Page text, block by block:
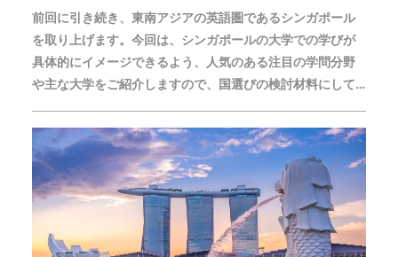
前回に引き続き、東南アジアの英語圏であるシンガポール
を取り上げます。今回は、シンガポールの大学での学びが
具体的にイメージできるよう、人気のある注目の学問分野
や主な大学をご紹介しますので、国選びの検討材料にして
ば、留学先の候補の1つに加えてみてはいかがでしょうか。